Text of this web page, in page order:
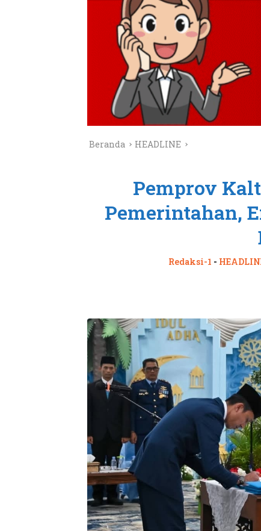
Beranda HEADLINE
Pemprov
Pemerintahan,
Redaksi-1 -